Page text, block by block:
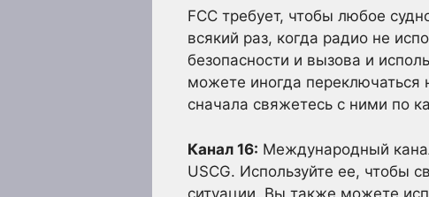
FCC требует, чтобы любое
всякий раз, когда радио не
безопасности и вызова и
можете иногда переключаться
сначала свяжетесь с ними по
Канал 16: Международный
USCG. Используйте ее, чтобы
ситуации. Вы также можете